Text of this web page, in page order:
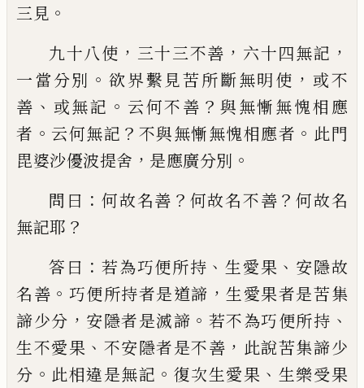
三見 。
九十八使 ， 三十三不善 ， 六十四無記 ，
一當分別 。 欲界繫見苦所斷無明使 ， 或不
善 、 或無記 。 云何不善 ？ 與無慚無愧相應
者 。 云何無記 ？ 不與無慚無愧相應者 。 此門
毘婆沙優波提舍 ， 是應廣分別 。
問曰 ：何故名善 ？ 何故名不善 ？何故名
無記耶 ？
答曰 ：若為巧便所持 、生愛果 、 安隱故
名善 。 巧便所持者是道諦 ，生愛果者是苦集
諦少分 ， 安隱者是滅諦 。 若不為巧便所持 、
生不愛果 、 不安隱者是不善 ， 此說苦集諦少
分 。 此相違是無記 。 復次生愛果 、 生樂受果